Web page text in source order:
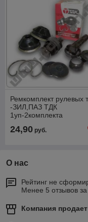
Ремкомплект рулевых
-ЗИЛ,ПАЗ ТДК
1уп-2комплекта
вкладыши
66-3003800
24,90 руб.
О нас
Рейтинг не
Менее 5 отзывов
Компания